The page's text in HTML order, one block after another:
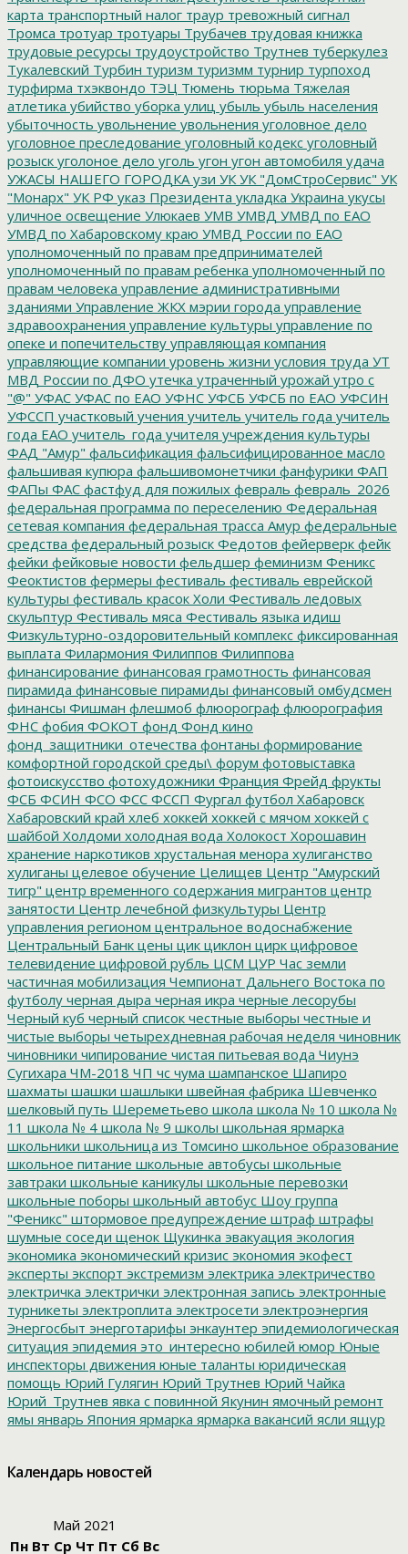
карта транспортный налог траур тревожный сигнал
Тромса тротуар тротуары Трубачев трудовая книжка
трудовые ресурсы трудоустройство Трутнев туберкулез
Тукалевский Турбин туризм туризмм турнир турпоход
турфирма тхэквондо ТЭЦ Тюмень тюрьма Тяжелая
атлетика убийство уборка улиц убыль убыль населения
убыточность увольнение увольнения уголовное дело
уголовное преследование уголовный кодекс уголовный
розыск уголоное дело уголь угон угон автомобиля удача
УЖАСЫ НАШЕГО ГОРОДКА узи УК УК "ДомСтроСервис" УК
"Монарх" УК РФ указ Президента укладка Украина укусы
уличное освещение Улюкаев УМВ УМВД УМВД по ЕАО
УМВД по Хабаровскому краю УМВД России по ЕАО
уполномоченный по правам предпринимателей
уполномоченный по правам ребенка уполномоченный по
правам человека управление административными
зданиями Управление ЖКХ мэрии города управление
здравоохранения управление культуры управление по
опеке и попечительству управляющая компания
управляющие компании уровень жизни условия труда УТ
МВД России по ДФО утечка утраченный урожай утро с
"@" УФАС УФАС по ЕАО УФНС УФСБ УФСБ по ЕАО УФСИН
УФССП участковый учения учитель учитель года учитель
года ЕАО учитель_года учителя учреждения культуры
ФАД "Амур" фальсификация фальсифицированное масло
фальшивая купюра фальшивомонетчики фанфурики ФАП
ФАПы ФАС фастфуд для пожилых февраль февраль_2026
федеральная программа по переселению Федеральная
сетевая компания федеральная трасса Амур федеральные
средства федеральный розыск Федотов фейерверк фейк
фейки фейковые новости фельдшер феминизм Феникс
Феоктистов фермеры фестиваль фестиваль еврейской
культуры фестиваль красок Холи Фестиваль ледовых
скульптур Фестиваль мяса Фестиваль языка идиш
Физкультурно-оздоровительный комплекс фиксированная
выплата Филармония Филиппов Филиппова
финансирование финансовая грамотность финансовая
пирамида финансовые пирамиды финансовый омбудсмен
финансы Фишман флешмоб флюорограф флюорография
ФНС фобия ФОКОТ фонд Фонд кино
фонд_защитники_отечества фонтаны формирование
комфортной городской среды\ форум фотовыставка
фотоискусство фотохудожники Франция Фрейд фрукты
ФСБ ФСИН ФСО ФСС ФССП Фургал футбол Хабаровск
Хабаровский край хлеб хоккей хоккей с мячом хоккей с
шайбой Холдоми холодная вода Холокост Хорошавин
хранение наркотиков хрустальная менора хулиганство
хулиганы целевое обучение Целищев Центр "Амурский
тигр" центр временного содержания мигрантов центр
занятости Центр лечебной физкультуры Центр
управления регионом центральное водоснабжение
Центральный Банк цены цик циклон цирк цифровое
телевидение цифровой рубль ЦСМ ЦУР Час земли
частичная мобилизация Чемпионат Дальнего Востока по
футболу черная дыра черная икра черные лесорубы
Черный куб черный список честные выборы честные и
чистые выборы четырехдневная рабочая неделя чиновник
чиновники чипирование чистая питьевая вода Чиунэ
Сугихара ЧМ-2018 ЧП чс чума шампанское Шапиро
шахматы шашки шашлыки швейная фабрика Шевченко
шелковый путь Шереметьево школа школа № 10 школа №
11 школа № 4 школа № 9 школы школьная ярмарка
школьники школьница из Томсино школьное образование
школьное питание школьные автобусы школьные
завтраки школьные каникулы школьные перевозки
школьные поборы школьный автобус Шоу группа
"Феникс" штормовое предупреждение штраф штрафы
шумные соседи щенок Щукинка эвакуация экология
экономика экономический кризис экономия экофест
эксперты экспорт экстремизм электрика электричество
электричка электрички электронная запись электронные
турникеты электроплита электросети электроэнергия
Энергосбыт энерготарифы энкаунтер эпидемиологическая
ситуация эпидемия это_интересно юбилей юмор Юные
инспекторы движения юные таланты юридическая
помощь Юрий Гулягин Юрий Трутнев Юрий Чайка
Юрий_Трутнев явка с повинной Якунин ямочный ремонт
ямы январь Япония ярмарка ярмарка вакансий ясли ящур
Календарь новостей
Май 2021
Пн Вт Ср Чт Пт Сб Вс